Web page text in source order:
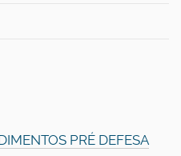
PRÉ DEFESA